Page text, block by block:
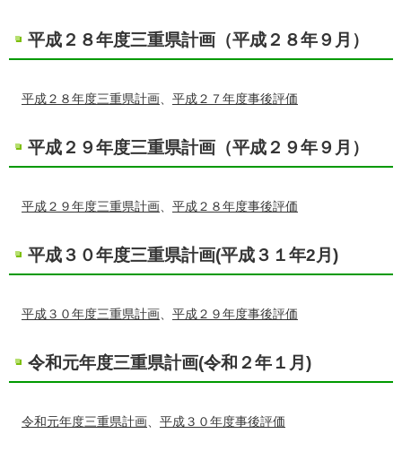
平成２８年度三重県計画（平成２８年９月）
平成２８年度三重県計画、 平成２７年度事後評価
平成２９年度三重県計画（平成２９年９月）
平成２９年度三重県計画、 平成２８年度事後評価
平成３０年度三重県計画(平成３１年2月)
平成３０年度三重県計画、 平成２９年度事後評価
令和元年度三重県計画(令和２年１月)
令和元年度三重県計画、 平成３０年度事後評価